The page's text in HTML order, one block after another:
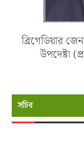
ব্রিগেডিয়ার
উপদেষ্টা
সচিব